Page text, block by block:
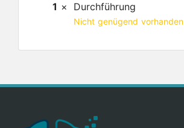
1 × Durchführung
Nicht genügend vorhanden